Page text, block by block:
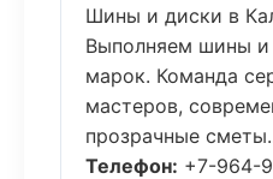
Шины и диски в
Выполняем шины
марок. Команда
мастеров,
прозрачные
Телефон: +7-964-